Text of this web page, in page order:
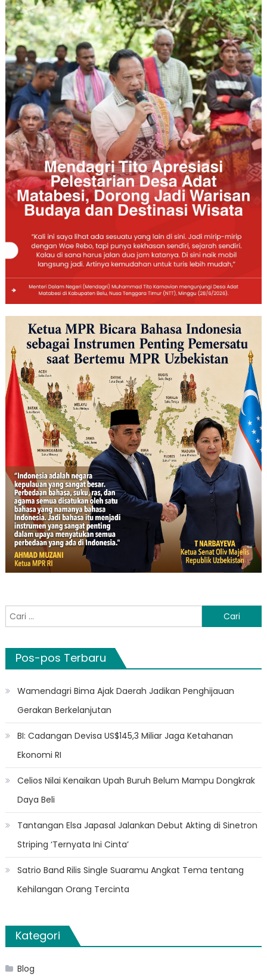
Cari
untuk:
Pos-pos Terbaru
Wamendagri Bima Ajak Daerah Jadikan Penghijauan
Gerakan Berkelanjutan
BI: Cadangan Devisa US$145,3 Miliar Jaga Ketahanan
Ekonomi RI
Celios Nilai Kenaikan Upah Buruh Belum Mampu Dongkrak
Daya Beli
Tantangan Elsa Japasal Jalankan Debut Akting di Sinetron
Striping ‘Ternyata Ini Cinta’
Satrio Band Rilis Single Suaramu Angkat Tema tentang
Kehilangan Orang Tercinta
Kategori
Blog